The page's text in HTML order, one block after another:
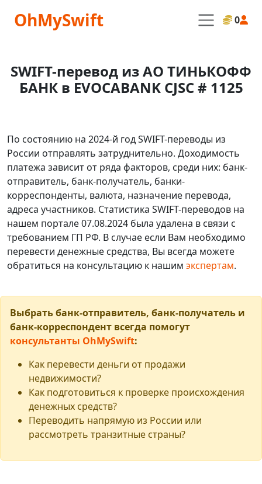
OhMySwift 0
SWIFT-перевод из АО ТИНЬКОФФ
БАНК в EVOCABANK CJSC # 1125
По состоянию на 2024-й год SWIFT-переводы из
России отправлять затруднительно. Доходимость
платежа зависит от ряда факторов, среди них: банк-
отправитель, банк-получатель, банки-
корреспонденты, валюта, назначение перевода,
адреса участников. Статистика SWIFT-переводов на
нашем портале 07.08.2024 была удалена в связи с
требованием ГП РФ. В случае если Вам необходимо
перевести денежные средства, Вы всегда можете
обратиться на консультацию к нашим экспертам.
Выбрать банк-отправитель, банк-получатель и
банк-корреспондент всегда помогут
консультанты OhMySwift:
Как перевести деньги от продажи
недвижимости?
Как подготовиться к проверке происхождения
денежных средств?
Переводить напрямую из России или
рассмотреть транзитные страны?